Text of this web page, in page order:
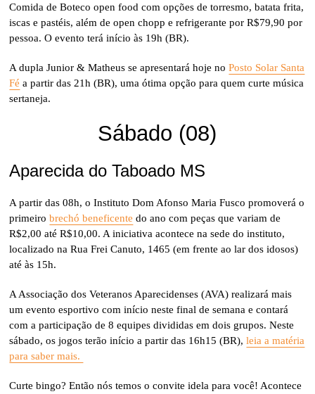
Comida de Boteco open food com opções de torresmo, batata frita,
iscas e pastéis, além de open chopp e refrigerante por R$79,90 por
pessoa. O evento terá início às 19h (BR).
A dupla Junior & Matheus se apresentará hoje noPosto Solar Santa
Fé a partir das 21h (BR), uma ótima opção para quem curte música
sertaneja.
Sábado (08)
Aparecida do Taboado MS
A partir das 08h, o Instituto Dom Afonso Maria Fusco promoverá o
primeirobrechó beneficente do ano com peças que variam de
R$2,00 até R$10,00. A iniciativa acontece na sede do instituto,
localizado na Rua Frei Canuto, 1465 (em frente ao lar dos idosos)
até às 15h.
A Associação dos Veteranos Aparecidenses (AVA) realizará mais
um evento esportivo com início neste final de semana e contará
com a participação de 8 equipes divididas em dois grupos. Neste
sábado, os jogos terão início a partir das 16h15 (BR),leia a matéria
para saber mais.
Curte bingo? Então nós temos o convite idela para você! Acontece